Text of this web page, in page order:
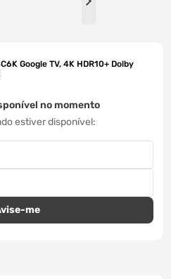
Google TV, 4K HDR10+ Dolby
no momento
estiver disponível
10º fone